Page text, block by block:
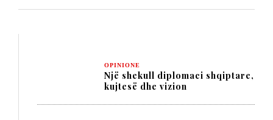
OPINIONE
Një shekull diplomaci shqiptare,
kujtesë dhe vizion